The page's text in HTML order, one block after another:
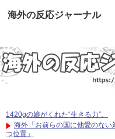
海外の反応ジャーナル
1420gの娘がくれた“生きる力”。
海外「お前らの国に他愛のな
つ位置」